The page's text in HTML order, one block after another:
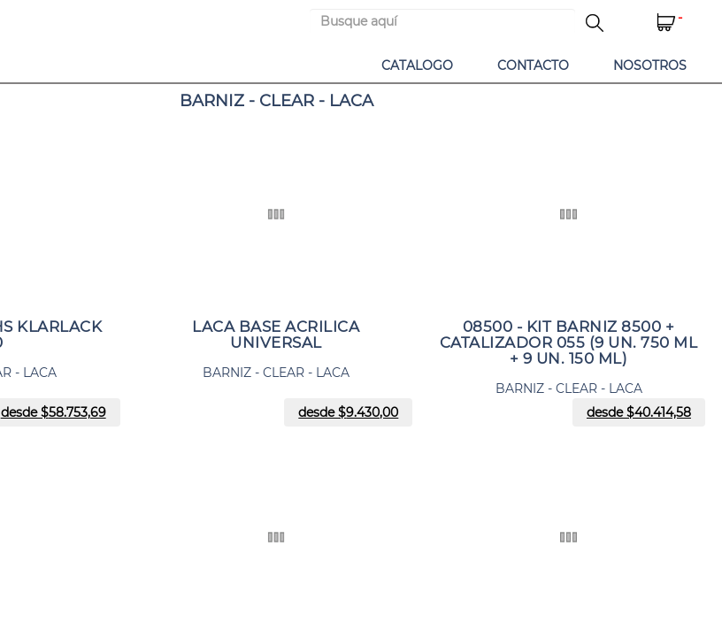
-
CATALOGO CONTACTO NOSOTROS
BARNIZ - CLEAR - LACA
KLARLACK
- LACA
desde $58.753,69
LACA BASE ACRILICA
UNIVERSAL
BARNIZ - CLEAR - LACA
desde $9.430,00
08500 - KIT BARNIZ 8500 +
CATALIZADOR 055 (9 UN. 750 ML
+ 9 UN. 150 ML)
BARNIZ - CLEAR - LACA
desde $40.414,58